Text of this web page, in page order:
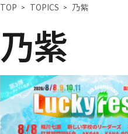
TOP TOPICS 乃紫
乃紫